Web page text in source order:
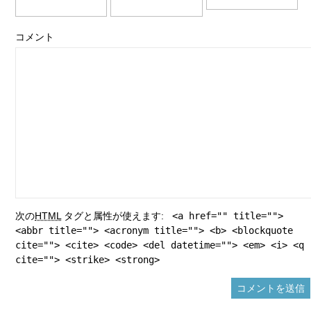
コメント
次のHTML タグと属性が使えます:
<a href="" title="">
<abbr title=""> <acronym title=""> <b> <blockquote
cite=""> <cite> <code> <del datetime=""> <em> <i> <q
cite=""> <strike> <strong>